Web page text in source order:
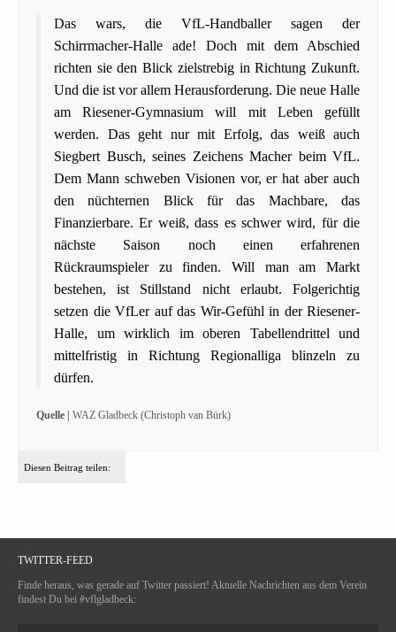
Das wars, die VfL-Handballer sagen der
Schirrmacher-Halle ade! Doch mit dem Abschied
richten sie den Blick zielstrebig in Richtung Zukunft.
Und die ist vor allem Herausforderung. Die neue Halle
am Riesener-Gymnasium will mit Leben gefüllt
werden. Das geht nur mit Erfolg, das weiß auch
Siegbert Busch, seines Zeichens Macher beim VfL.
Dem Mann schweben Visionen vor, er hat aber auch
den nüchternen Blick für das Machbare, das
Finanzierbare. Er weiß, dass es schwer wird, für die
nächste Saison noch einen erfahrenen
Rückraumspieler zu finden. Will man am Markt
bestehen, ist Stillstand nicht erlaubt. Folgerichtig
setzen die VfLer auf das Wir-Gefühl in der Riesener-
Halle, um wirklich im oberen Tabellendrittel und
mittelfristig in Richtung Regionalliga blinzeln zu
dürfen.
Quelle | WAZ Gladbeck (Christoph van Bürk)
Diesen Beitrag teilen:
TWITTER-FEED
Finde heraus, was gerade auf Twitter passiert! Aktuelle Nachrichten aus dem Verein
findest Du bei #vflgladbeck: